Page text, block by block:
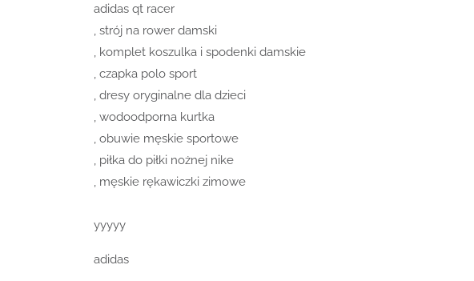
adidas qt racer
, strój na rower damski
, komplet koszulka i spodenki damskie
, czapka polo sport
, dresy oryginalne dla dzieci
, wodoodporna kurtka
, obuwie męskie sportowe
, piłka do piłki nożnej nike
, męskie rękawiczki zimowe
yyyyy
adidas